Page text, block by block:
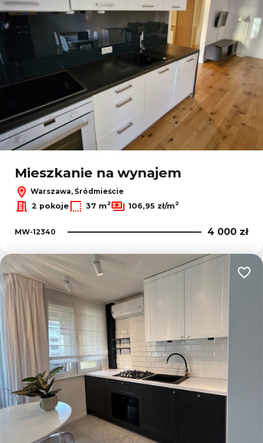
Mieszkanie na wynajem
Warszawa, Śródmieście
2 pokoje
37 m2 106,95 zł/m2
MW-12340 4 000 zł